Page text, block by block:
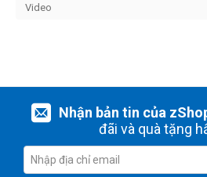
Video
Nhận bản tin của
đãi và quà tặng